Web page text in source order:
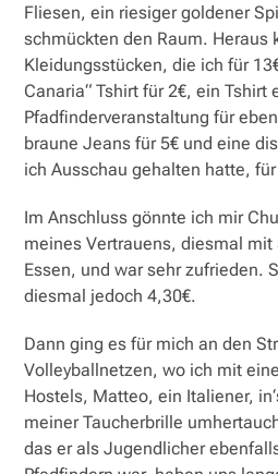
Fliesen, ein riesiger goldener
schmückten den Raum. Heraus
Kleidungsstücken, die ich für
Canaria“ Tshirt für 2€, ein
Pfadfinderveranstaltung für
braune Jeans für 5€ und eine
ich Ausschau gehalten hatte, für
Im Anschluss gönnte ich mir
meines Vertrauens, diesmal
Essen, und war sehr zufrieden.
diesmal jedoch 4,30€.
Dann ging es für mich an den
Volleyballnetzen, wo ich mit
Hostels, Matteo, ein Italiener,
meiner Taucherbrille
das er als Jugendlicher